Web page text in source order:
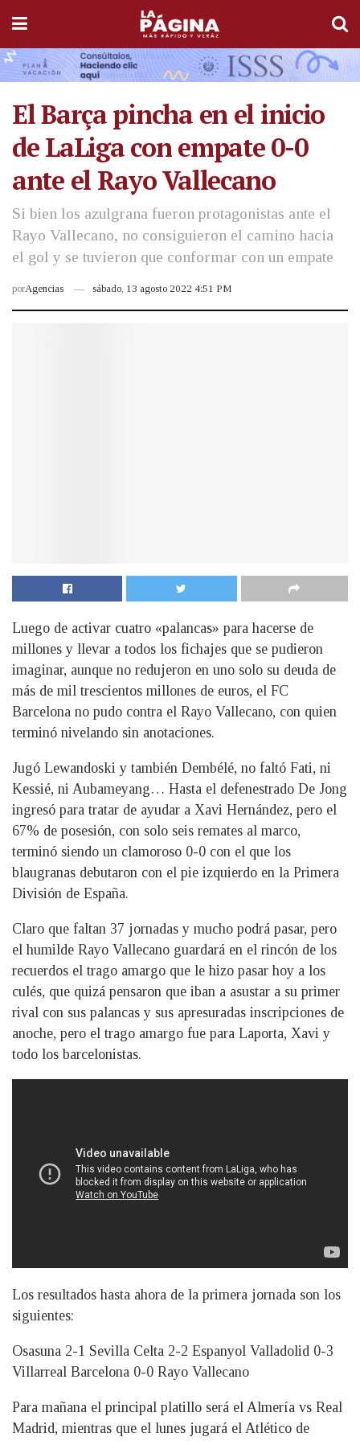
El Barça pincha en el inicio
de LaLiga con empate 0-0
ante el Rayo Vallecano
Si bien los azulgrana fueron protagonistas ante el
Rayo Vallecano, no consiguieron el camino hacia
el gol y se tuvieron que conformar con un empate
porAgencias sábado, 13 agosto 2022 4:51 PM
Luego de activar cuatro «palancas» para hacerse de
millones y llevar a todos los fichajes que se pudieron
imaginar, aunque no redujeron en uno solo su deuda de
más de mil trescientos millones de euros, el FC
Barcelona no pudo contra el Rayo Vallecano, con quien
terminó nivelando sin anotaciones.
Jugó Lewandoski y también Dembélé, no faltó Fati, ni
Kessié, ni Aubameyang… Hasta el defenestrado De Jong
ingresó para tratar de ayudar a Xavi Hernández, pero el
67% de posesión, con solo seis remates al marco,
terminó siendo un clamoroso 0-0 con el que los
blaugranas debutaron con el pie izquierdo en la Primera
División de España.
Claro que faltan 37 jornadas y mucho podrá pasar, pero
el humilde Rayo Vallecano guardará en el rincón de los
recuerdos el trago amargo que le hizo pasar hoy a los
culés, que quizá pensaron que iban a asustar a su primer
rival con sus palancas y sus apresuradas inscripciones de
anoche, pero el trago amargo fue para Laporta, Xavi y
todo los barcelonistas.
Los resultados hasta ahora de la primera jornada son los
siguientes:
Osasuna 2-1 Sevilla Celta 2-2 Espanyol Valladolid 0-3
Villarreal Barcelona 0-0 Rayo Vallecano
Para mañana el principal platillo será el Almería vs Real
Madrid, mientras que el lunes jugará el Atlético de